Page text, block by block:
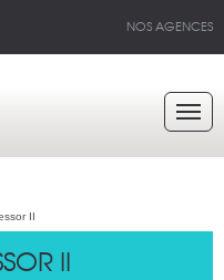
NOS AGENCES
II